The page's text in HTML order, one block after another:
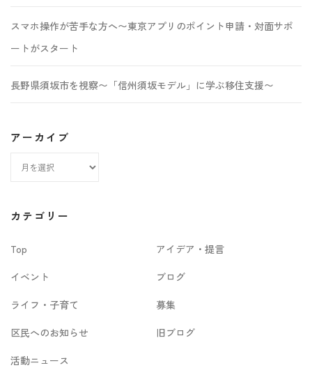
スマホ操作が苦手な方へ〜東京アプリのポイント申請・対面サポ
ートがスタート
長野県須坂市を視察〜「信州須坂モデル」に学ぶ移住支援〜
アーカイブ
カ
ブ
カテゴリー
Top
アイデア・提言
イベント
ブログ
ライフ・子育て
募集
区民へのお知らせ
旧ブログ
活動ニュース